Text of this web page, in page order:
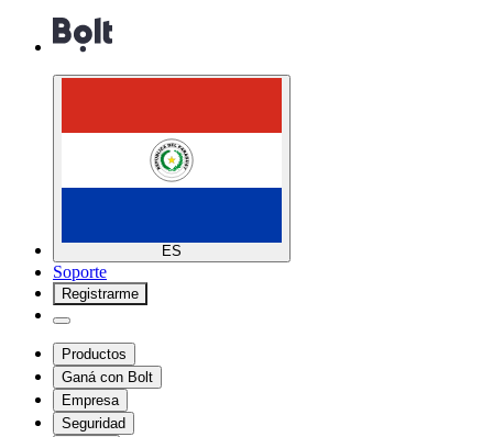
ES
Soporte
Registrarme
Productos
Ganá con Bolt
Empresa
Seguridad